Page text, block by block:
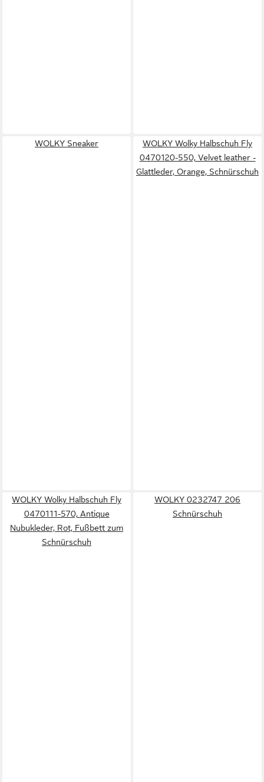
WOLKY Sneaker
WOLKY Wolky Halbschuh Fly
0470120-550, Velvet leather -
Glattleder, Orange, Schnürschuh
WOLKY Wolky Halbschuh Fly
0470111-570, Antique
Nubukleder, Rot, Fußbett zum
Schnürschuh
WOLKY 0232747 206
Schnürschuh